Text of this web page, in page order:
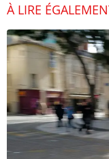
À LIRE